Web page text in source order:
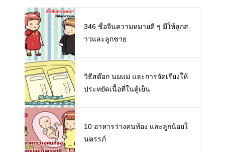
346 ชื่อจีนความหมายดี ๆ มีให้ลูกส
าวและลูกชาย
วิธีสต๊อก นมแม่ และการจัดเรียงให้
ประหยัดเนื้อที่ในตู้เย็น
10 อาหารว่างคนท้อง และลูกน้อยใ
นครรภ์